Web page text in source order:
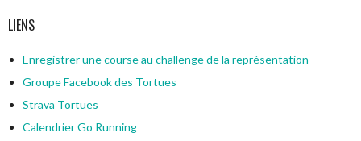
LIENS
Enregistrer une course au challenge de la représentation
Groupe Facebook des Tortues
Strava Tortues
CalendrierGo Running